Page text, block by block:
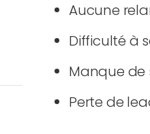
Aucune
Difficulté à
Manque de
Perte de